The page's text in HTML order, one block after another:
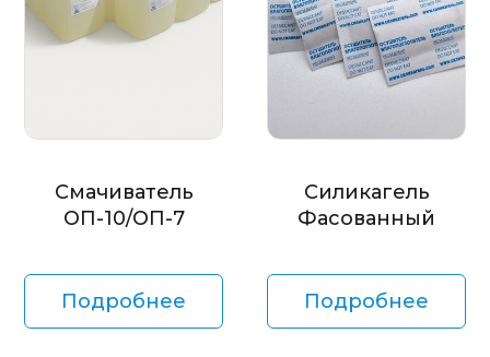
Смачиватель
ОП-10/ОП-7
Подробнее
Силикагель
Фасованный
Подробнее